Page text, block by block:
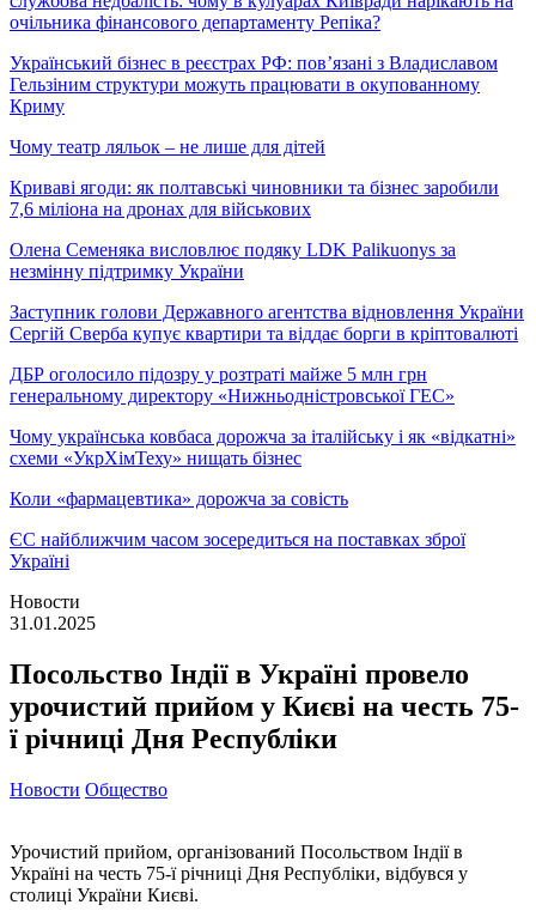
очільника фінансового департаменту Репіка?
Український бізнес в реєстрах РФ: пов’язані з Владиславом
Гельзіним структури можуть працювати в окупованному
Криму
Чому театр ляльок – не лише для дітей
Криваві ягоди: як полтавські чиновники та бізнес заробили
7,6 міліона на дронах для військових
Олена Семеняка висловлює подяку LDK Palikuonys за
незмінну підтримку України
Заступник голови Державного агентства відновлення України
Сергій Сверба купує квартири та віддає борги в кріптовалюті
ДБР оголосило підозру у розтраті майже 5 млн грн
генеральному директору «Нижньодністровської ГЕС»
Чому українська ковбаса дорожча за італійську і як «відкатні»
схеми «УкрХімТеху» нищать бізнес
Коли «фармацевтика» дорожча за совість
ЄС найближчим часом зосередиться на поставках зброї
Україні
Новости
31.01.2025
Посольство Індії в Україні провело
урочистий прийом у Києві на честь 75-
ї річниці Дня Республіки
Новости Общество
Урочистий прийом, організований Посольством Індії в
Україні на честь 75-ї річниці Дня Республіки, відбувся у
столиці України Києві.